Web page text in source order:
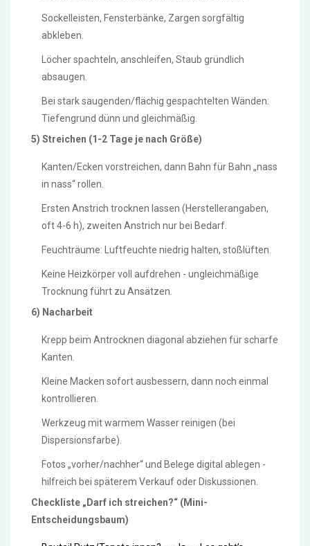
Sockelleisten, Fensterbänke, Zargen sorgfältig
abkleben.
Löcher spachteln, anschleifen, Staub gründlich
absaugen.
Bei stark saugenden/flächig gespachtelten Wänden:
Tiefengrund dünn und gleichmäßig.
5) Streichen (1-2 Tage je nach Größe)
Kanten/Ecken vorstreichen, dann Bahn für Bahn „nass
in nass“ rollen.
Ersten Anstrich trocknen lassen (Herstellerangaben,
oft 4-6 h), zweiten Anstrich nur bei Bedarf.
Feuchträume: Luftfeuchte niedrig halten, stoßlüften.
Keine Heizkörper voll aufdrehen - ungleichmäßige
Trocknung führt zu Ansätzen.
6) Nacharbeit
Krepp beim Antrocknen diagonal abziehen für scharfe
Kanten.
Kleine Macken sofort ausbessern, dann noch einmal
kontrollieren.
Werkzeug mit warmem Wasser reinigen (bei
Dispersionsfarbe).
Fotos „vorher/nachher“ und Belege digital ablegen -
hilfreich bei späterem Verkauf oder Diskussionen.
Checkliste „Darf ich streichen?“ (Mini-
Entscheidungsbaum)